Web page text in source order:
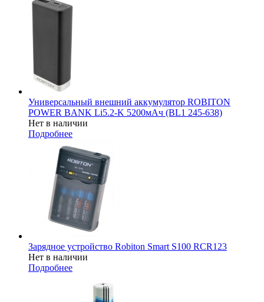
Универсальный внешний аккумулятор ROBITON
POWER BANK Li5.2-K 5200мАч (BL1 245-638)
Нет в наличии
Подробнее
Зарядное устройство Robiton Smart S100 RCR123
Нет в наличии
Подробнее